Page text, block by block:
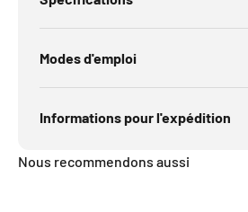
Modes d'emploi
Informations pour l'expédition
Nous recommendons aussi